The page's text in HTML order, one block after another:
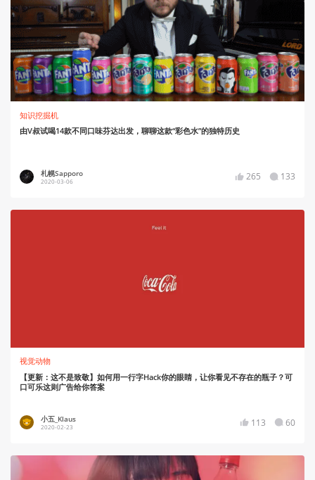
知识挖掘机
由V叔试喝14款不同口味芬达出发，聊聊这款“彩色水”的独特历史
札幌Sapporo
2020-03-06 265 133
视觉动物
【更新：这不是致敬】如何用一行字Hack你的眼睛，让你看见不存在的瓶子？可
口可乐这则广告给你答案
小五_Klaus
2020-02-23 113 60